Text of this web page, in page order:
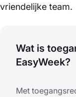
vriendelijke team.
Wat is
EasyWeek?
Met